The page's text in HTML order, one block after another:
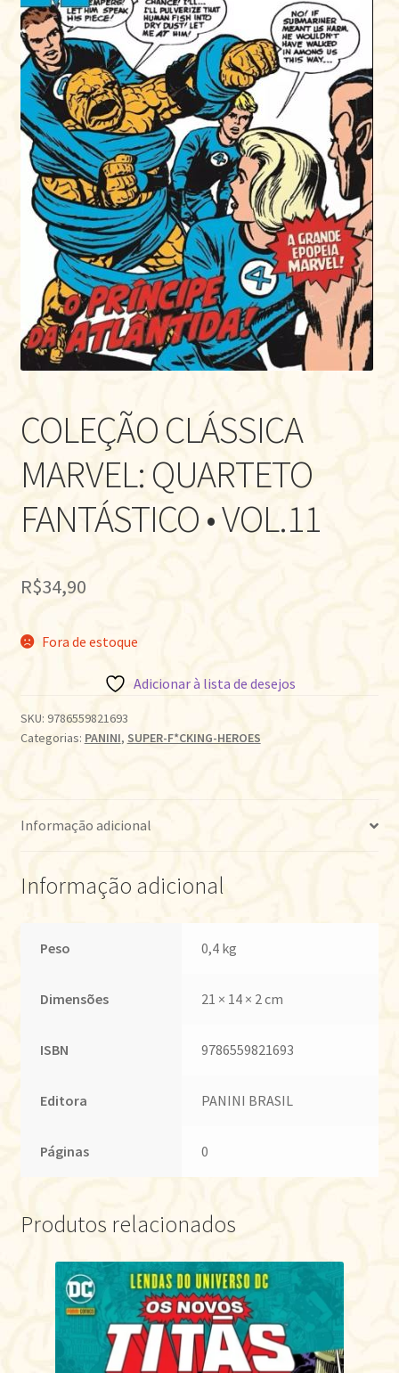
COLEÇÃO CLÁSSICA
MARVEL: QUARTETO
FANTÁSTICO • VOL.11
R$34,90
Fora de estoque
Adicionar à lista de desejos
SKU: 9786559821693
Categorias: PANINI, SUPER-F*CKING-HEROES
Informação adicional
Informação adicional
Peso 0,4 kg
Dimensões 21 × 14 × 2 cm
ISBN 9786559821693
Editora PANINI BRASIL
Páginas 0
Produtos relacionados